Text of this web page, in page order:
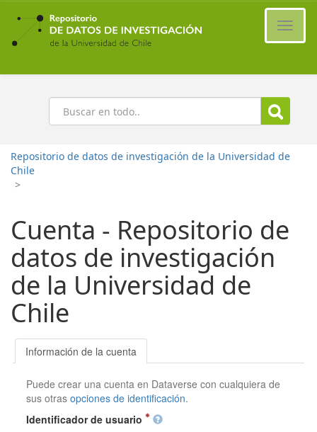
Ir
contenido
principal
Buscar
Repositorio de datos de investigación de la Universidad de
Chile
>
Cuenta - Repositorio de
datos de investigación
de la Universidad de
Chile
Información de la cuenta
Puede crear una cuenta en Dataverse con cualquiera de
sus otrasopciones de identificación.
Identificador de usuario